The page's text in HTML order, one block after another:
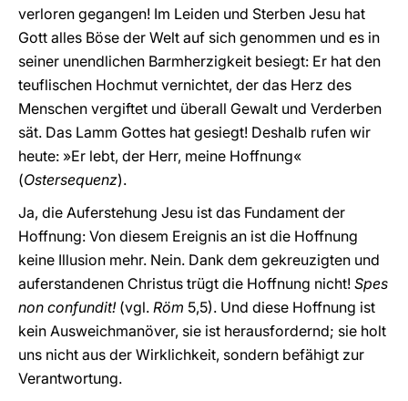
verloren gegangen! Im Leiden und Sterben Jesu hat
Gott alles Böse der Welt auf sich genommen und es in
seiner unendlichen Barmherzigkeit besiegt: Er hat den
teuflischen Hochmut vernichtet, der das Herz des
Menschen vergiftet und überall Gewalt und Verderben
sät. Das Lamm Gottes hat gesiegt! Deshalb rufen wir
heute: »Er lebt, der Herr, meine Hoffnung«
(Ostersequenz).
Ja, die Auferstehung Jesu ist das Fundament der
Hoffnung: Von diesem Ereignis an ist die Hoffnung
keine Illusion mehr. Nein. Dank dem gekreuzigten und
auferstandenen Christus trügt die Hoffnung nicht! Spes
non confundit!(vgl. Röm 5,5). Und diese Hoffnung ist
kein Ausweichmanöver, sie ist herausfordernd; sie holt
uns nicht aus der Wirklichkeit, sondern befähigt zur
Verantwortung.